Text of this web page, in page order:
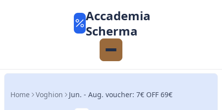
Accademia
Scherma
Home Voghion Jun. - Aug. voucher: 7€ OFF 69€